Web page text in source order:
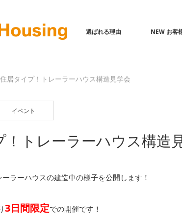
選ばれる理由 NEW お客
住居タイプ！トレーラーハウス構造見学会
イベント
！トレーラーハウス構造
ーラーハウスの建造中の様子を公開します！
3日間限定での開催です！